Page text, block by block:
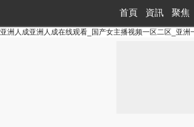
亚洲人成亚洲人成在线观看_国产女主播视频一区二区_亚
首頁 資訊 聚焦